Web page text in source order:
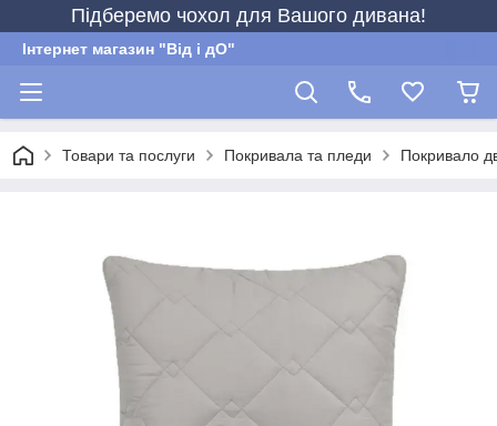
Підберемо чохол для Вашого дивана!
Інтернет магазин "Від і дО"
Товари та послуги Покривала та пледи Покривало